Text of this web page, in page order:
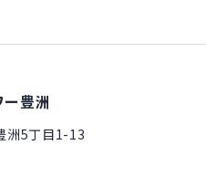
豊洲
洲5丁目1-13